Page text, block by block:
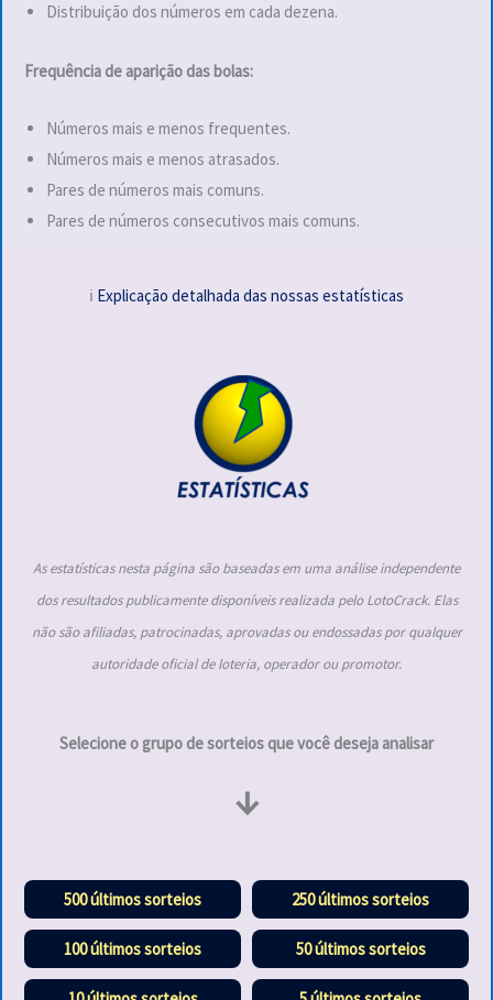
Distribuição dos números em cada dezena.
Frequência de aparição das bolas:
Números mais e menos frequentes.
Números mais e menos atrasados.
Pares de números mais comuns.
Pares de números consecutivos mais comuns.
ℹ️ Explicação detalhada das nossas estatísticas
As estatísticas nesta página são baseadas em uma análise independente
dos resultados publicamente disponíveis realizada pelo LotoCrack. Elas
não são afiliadas, patrocinadas, aprovadas ou endossadas por qualquer
autoridade oficial de loteria, operador ou promotor.
Selecione o grupo de sorteios que você deseja analisar
↓
500 últimos sorteios 250 últimos sorteios
100 últimos sorteios 50 últimos sorteios